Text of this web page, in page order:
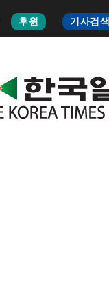
후원 기사검색